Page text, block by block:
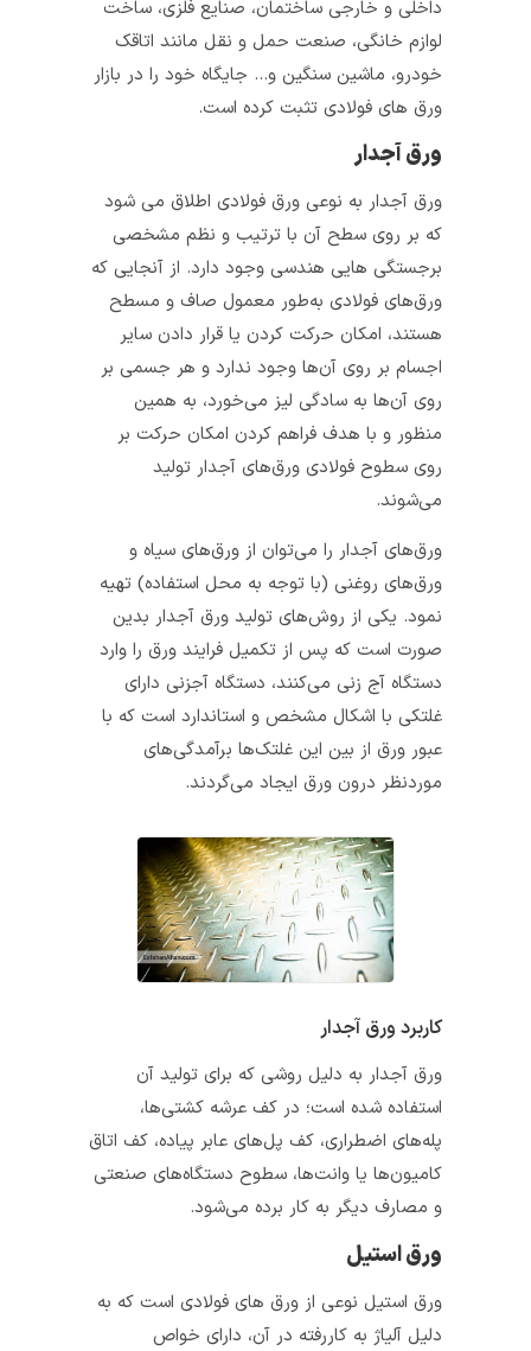
داخلی و خارجی ساختمان، صنایع فلزی، ساخت
لوازم خانگی، صنعت حمل و نقل مانند اتاقک
خودرو، ماشین سنگین و… جایگاه خود را در بازار
ورق های فولادی تثبت کرده است.
ورق آجدار
ورق آجدار به‌ نوعی ورق فولادی اطلاق می‌ شود
که بر روی سطح آن با ترتیب و نظم مشخصی
برجستگی‌ هایی هندسی وجود دارد. از آنجایی که
ورق‌های فولادی به‌طور معمول صاف و مسطح
هستند، امکان حرکت کردن یا قرار دادن سایر
اجسام بر روی آن‌ها وجود ندارد و هر جسمی بر
روی آن‌ها به سادگی لیز می‌خورد، به همین
منظور و با هدف فراهم کردن امکان حرکت بر
روی سطوح فولادی ورق‌های آجدار تولید
ورق‌های آجدار را می‌توان از ورق‌های سیاه و
ورق‌های روغنی (با توجه به محل استفاده) تهیه
نمود. یکی از روش‌های تولید ورق آجدار بدین
صورت است که پس از تکمیل فرایند ‌ورق را وارد
دستگاه آج زنی می‌کنند، دستگاه آجزنی دارای
غلتکی با اشکال مشخص و استاندارد است که با
عبور ورق از بین این غلتک‌ها برآمدگی‌های
موردنظر درون ورق ایجاد می‌گردند.
کاربرد ورق آجدار
ورق آجدار به دلیل روشی که برای تولید آن
استفاده شده است؛ در کف عرشه کشتی‌ها،
پله‌های اضطراری، کف پل‌های عابر پیاده، کف اتاق
کامیون‌ها یا وانت‌ها، سطوح دستگاه‌های صنعتی
و مصارف دیگر به کار برده می‌شود.
ورق استیل
ورق استیل نوعی از ورق‌ های فولادی است که به
دلیل آلیاژ به کاررفته در آن، دارای خواص